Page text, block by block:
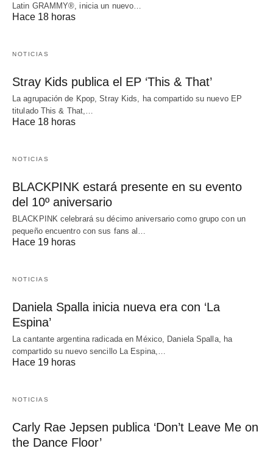
Latin GRAMMY®, inicia un nuevo…
Hace 18 horas
NOTICIAS
Stray Kids publica el EP ‘This & That’
La agrupación de Kpop, Stray Kids, ha compartido su nuevo EP
titulado This & That,…
Hace 18 horas
NOTICIAS
BLACKPINK estará presente en su evento
del 10º aniversario
BLACKPINK celebrará su décimo aniversario como grupo con un
pequeño encuentro con sus fans al…
Hace 19 horas
NOTICIAS
Daniela Spalla inicia nueva era con ‘La
Espina’
La cantante argentina radicada en México, Daniela Spalla, ha
compartido su nuevo sencillo La Espina,…
Hace 19 horas
NOTICIAS
Carly Rae Jepsen publica ‘Don’t Leave Me on
the Dance Floor’